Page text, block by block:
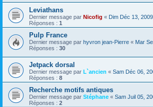
Leviathans
Dernier message par Nicofig « Dim Déc 13,
Réponses : 1
Pulp France
Dernier message par hyvron jean-Pierre « Mar
Réponses : 30
Jetpack dorsal
Dernier message par L`ancien « Sam Déc 06,
Réponses : 8
Recherche motifs antiques
Dernier message par Stéphane « Sam Juil 05,
Réponses : 2